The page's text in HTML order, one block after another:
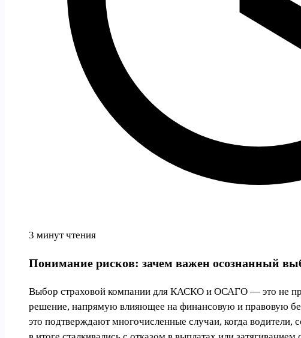
3 минут чтения
Понимание рисков: зачем важен осознанный
Выбор страховой компании для КАСКО и ОСАГО — это не
решение, напрямую влияющее на финансовую и правовую
это подтверждают многочисленные случаи, когда водители,